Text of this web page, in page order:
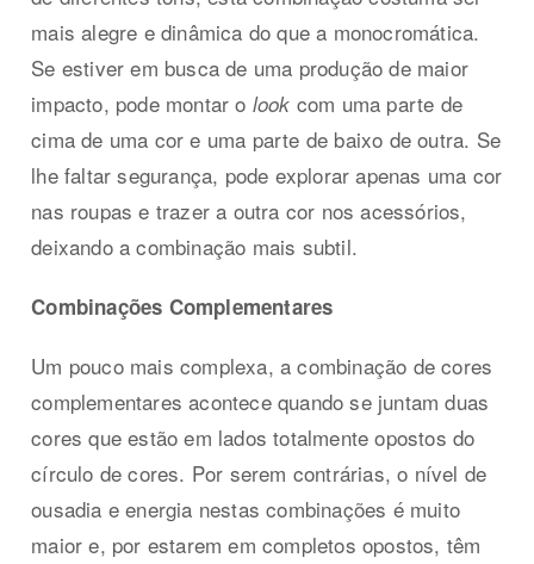
mais alegre e dinâmica do que a monocromática.
Se estiver em busca de uma produção de maior
impacto, pode montar o look com uma parte de
cima de uma cor e uma parte de baixo de outra. Se
lhe faltar segurança, pode explorar apenas uma cor
nas roupas e trazer a outra cor nos acessórios,
deixando a combinação mais subtil.
Combinações Complementares
Um pouco mais complexa, a combinação de cores
complementares acontece quando se juntam duas
cores que estão em lados totalmente opostos do
círculo de cores. Por serem contrárias, o nível de
ousadia e energia nestas combinações é muito
maior e, por estarem em completos opostos, têm